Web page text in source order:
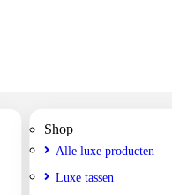
Shop
Alle luxe producten
Luxe tassen